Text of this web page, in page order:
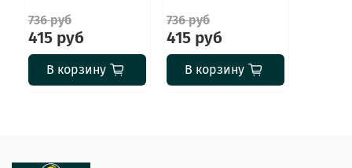
736 руб
415 руб
В корзину
736 руб
415 руб
В корзину